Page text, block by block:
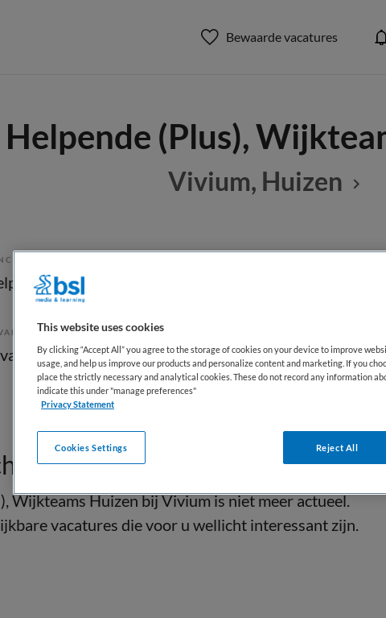
Bewaarde vacatures
Helpende (Plus),
Vivium, Huizen
Niet nader bepaald
Wijkteams Huizen bij Vivium is niet meer actueel.
vacatures die voor u wellicht interessant zijn.
This website uses cookies
By clicking “Accept All” you agree to the storage of cookies on your device to improve
usage, and help us improve our products and personalize content and marketing. If you
place the strictly necessary and analytical cookies. These do not record any information
indicate this under "manage preferences"
Privacy Statement
Reject All
Cookies Settings